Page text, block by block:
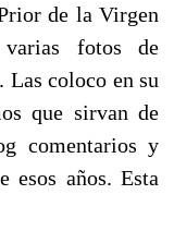
de la Virgen
fotos de
Las coloco en su
que sirvan de
comentarios y
esos años. Esta